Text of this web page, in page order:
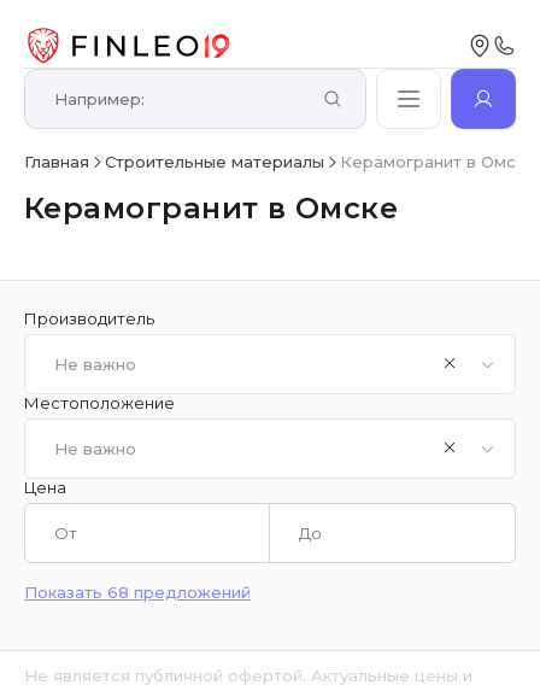
Главная Строительные материалы Керамогранит в Омске
Керамогранит в Омске
Производитель
Не важно
Местоположение
Не важно
Цена
Показать 68 предложений
Не является публичной офертой. Актуальные цены и